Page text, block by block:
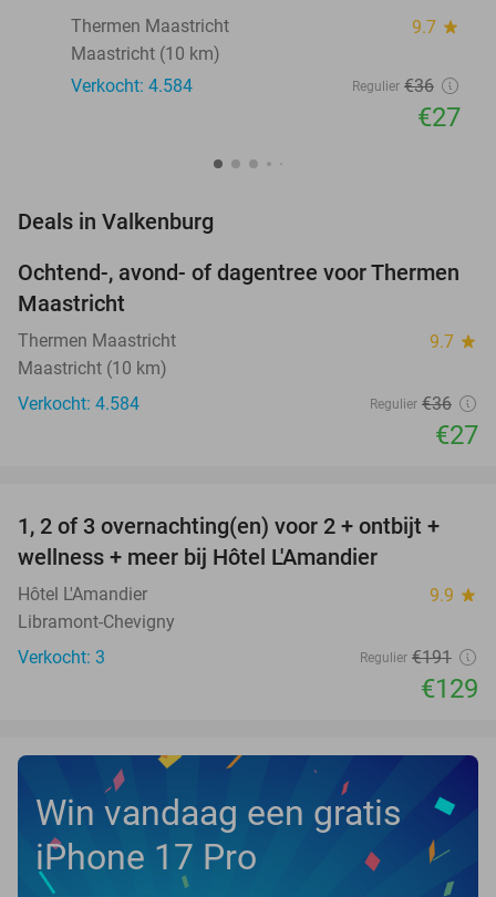
Thermen Maastricht
9.7 star
Maastricht (10 km)
Verkocht: 4.584
Regulier €36
€27
Deals in Valkenburg
25%
Ochtend-, avond- of dagentree voor Thermen
Maastricht
Thermen Maastricht 9.7 star
Maastricht (10 km)
Verkocht: 4.584
Regulier €36
€27
32%
TODAY
1, 2 of 3 overnachting(en) voor 2 + ontbijt +
wellness + meer bij Hôtel L'Amandier
Hôtel L'Amandier 9.9 star
Libramont-Chevigny
Verkocht: 3
Regulier €191
€129
Win vandaag een gratis
iPhone 17 Pro